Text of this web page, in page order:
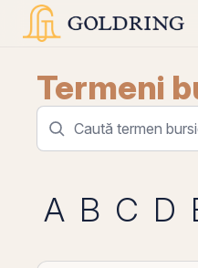
Termeni
A B C D